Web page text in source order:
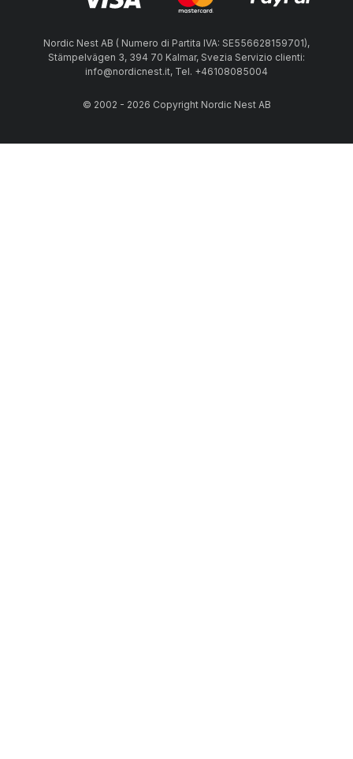
Nordic Nest AB ( Numero di Partita IVA: SE556628159701),
Stämpelvägen 3, 394 70 Kalmar, Svezia Servizio clienti:
info@nordicnest.it, Tel. +46108085004
© 2002 - 2026 Copyright Nordic Nest AB